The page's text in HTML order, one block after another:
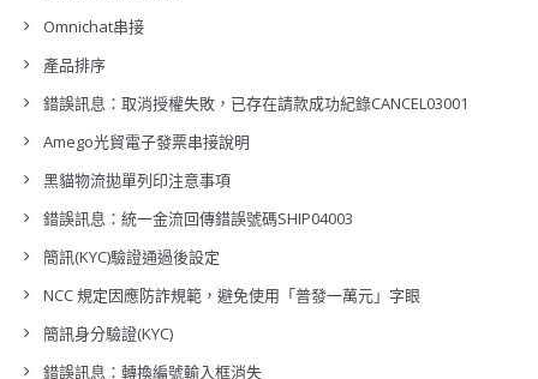
Omnichat串接
產品排序
錯誤訊息：取消授權失敗，已存在請款成功紀錄CANCEL03001
Amego光貿電子發票串接說明
黑貓物流拋單列印注意事項
錯誤訊息：統一金流回傳錯誤號碼SHIP04003
簡訊(KYC)驗證通過後設定
NCC 規定因應防詐規範，避免使用「普發一萬元」字眼
簡訊身分驗證(KYC)
錯誤訊息：轉換編號輸入框消失